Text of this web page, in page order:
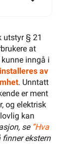
utstyr § 21
at
inngå i
av
. Unntatt
er ment
og elektrisk
kan
se ”Hva
ekstern